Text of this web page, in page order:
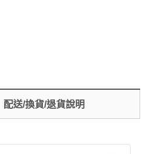
配送/換貨/退貨說明